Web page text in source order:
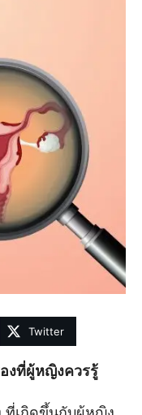
Twitter
องที่ผู้หญิงควรรู้